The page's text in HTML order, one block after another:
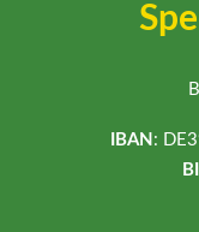
IBAN :